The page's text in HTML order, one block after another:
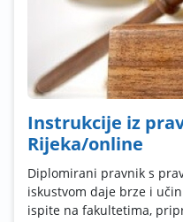
Instrukcije iz
Rijeka/online
Diplomirani pravnik s
iskustvom daje brze i
ispite na fakultetima,